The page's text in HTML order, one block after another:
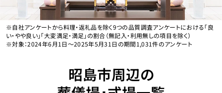
※自社アンケートから料理・返礼品を除く9つの品質調査アンケートにおける「良
い・やや良い」「大変満足・満足」の割合（無記入・利用無しの項目を除く）
※対象：2024年6月1日〜2025年5月31日の期間1,031件のアンケート
昭島市周辺の